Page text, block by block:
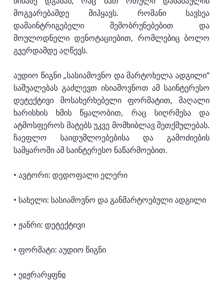
მოგვარებამდე მიჰყავს. რომანი სავსეა
დამაინტრიგებელი შემობრუნებებით და
მოულოდნელი დენოტაციებით, რომლებიც ბოლო
გვერდამდე აღწევს.
აუდიო წიგნი „სასიამოვნო და მარტოხელა ადგილი“
საშუალებას გაძლევთ ისიამოვნოთ ამ საინტერესო
დეტექტივი მოსახერხებელი ფორმატით, მაღალი
ხარისხის ხმის წყალობით, რაც სიღრმესა და
ატმოსფეროს მატებს უკვე მომხიბლავ შეთქმულებას.
ჩაეფლო საიდუმლოებებისა და გამოძიების
სამყაროში ამ საინტერესო ნაწარმოებით.
• ავტორი: დედოფალი ელერი
• სახელი: სასიამოვნო და განმარტოებული ადგილი
• ჟანრი: დეტექტივი
• ფორმატი: აუდიო წიგნი
• ეჲჟრარყფნჲ